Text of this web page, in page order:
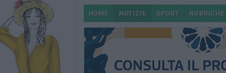
HOME NOTIZIE SPORT RUBRICHE